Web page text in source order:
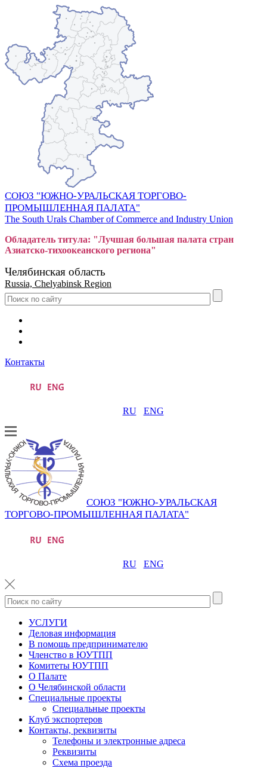
СОЮЗ "ЮЖНО-УРАЛЬСКАЯ ТОРГОВО-
ПРОМЫШЛЕННАЯ ПАЛАТА"
The South Urals Chamber of Commerce and Industry Union
Обладатель титула: "Лучшая большая палата стран
Азиатско-тихоокеанского региона"
Челябинская область
Russia, Chelyabinsk Region
Контакты
RU ENG
СОЮЗ "ЮЖНО-УРАЛЬСКАЯ
ТОРГОВО-ПРОМЫШЛЕННАЯ ПАЛАТА"
RU ENG
УСЛУГИ
Деловая информация
В помощь предпринимателю
Членство в ЮУТПП
Комитеты ЮУТПП
О Палате
О Челябинской области
Специальные проекты
Специальные проекты
Клуб экспортеров
Контакты, реквизиты
Телефоны и электронные адреса
Реквизиты
Схема проезда